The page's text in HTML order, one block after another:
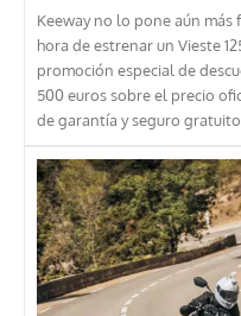
Keeway no lo pone aún más
hora de estrenar un Vieste
promoción especial de
500 euros sobre el precio
de garantía y seguro gratuito.